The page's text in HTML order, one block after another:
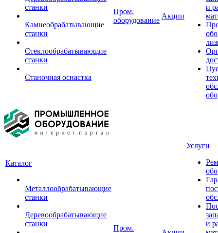
станки
Камнеобрабатывающие
станки
Стеклообрабатывающие
станки
Станочная оснастка
Пром.
оборудование
Акции
и
Каталог
Металлообрабатывающие
станки
Деревообрабатывающие
станки
Пром.
Услуги
и